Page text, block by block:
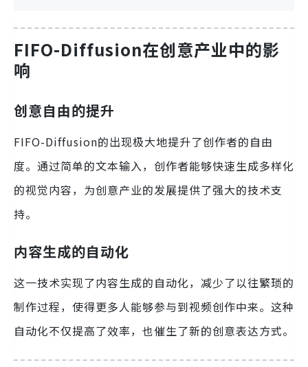
FIFO-Diffusion在创意产业中的影
响
创意自由的提升
FIFO-Diffusion的出现极大地提升了创作者的自由
度。通过简单的文本输入，创作者能够快速生成多样化
的视觉内容，为创意产业的发展提供了强大的技术支
持。
内容生成的自动化
这一技术实现了内容生成的自动化，减少了以往繁琐的
制作过程，使得更多人能够参与到视频创作中来。这种
自动化不仅提高了效率，也催生了新的创意表达方式。